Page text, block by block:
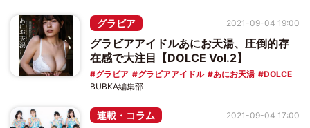
グラビア
グラビアアイドルあにお天湯、圧倒的存
在感で大注目【DOLCE Vol.2】
グラビア グラビアアイドル あにお天湯 DOLCE
2021-09-04 19:00
BUBKA編集部
連載・コラム 2021-09-04 17:00